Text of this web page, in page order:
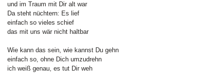
und im Traum mit Dir alt war
Da steht nüchtern: Es lief
einfach so vieles schief
das mit uns wär nicht haltbar
Wie kann das sein, wie kannst Du gehn
einfach so, ohne Dich umzudrehn
ich weiß genau, es tut Dir weh